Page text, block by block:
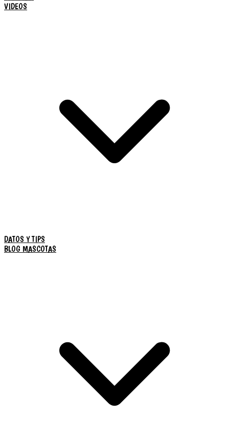
VIDEOS
DATOS Y TIPS
BLOG MASCOTAS